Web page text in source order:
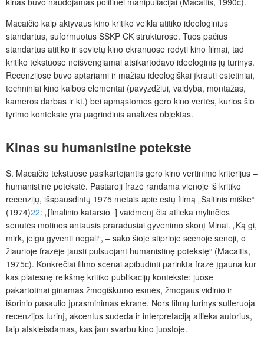
Macaičio kaip aktyvaus kino kritiko veikla atitiko ideologinius
standartus, suformuotus SSKP CK struktūrose. Tuos pačius
standartus atitiko ir sovietų kino ekranuose rodyti kino filmai, tad
kritiko tekstuose neišvengiamai atsikartodavo ideologinis jų turinys.
Recenzijose buvo aptariami ir mažiau ideologiškai įkrauti estetiniai,
techniniai kino kalbos elementai (pavyzdžiui, vaidyba, montažas,
kameros darbas ir kt.) bei apmąstomos gero kino vertės, kurios šio
tyrimo kontekste yra pagrindinis analizės objektas.
Kinas su humanistine potekste
S. Macaičio tekstuose pasikartojantis gero kino vertinimo kriterijus –
humanistinė potekstė. Pastaroji frazė randama vienoje iš kritiko
recenzijų, išspausdintų 1975 metais apie estų filmą „Šaltinis miške“
(1974)22: „[finalinio katarsio=] vaidmenį čia atlieka mylinčios
senutės motinos antausis praradusiai gyvenimo skonį Minai. „Ką gi,
mirk, jeigu gyventi negali“, – sako šioje stiprioje scenoje senoji, o
žiaurioje frazėje jausti pulsuojant humanistinę potekstę“ (Macaitis,
1975c). Konkrečiai filmo scenai apibūdinti parinkta frazė įgauna kur
kas platesnę reikšmę kritiko publikacijų kontekste: juose
pakartotinai ginamas žmogiškumo esmės, žmogaus vidinio ir
išorinio pasaulio įprasminimas ekrane. Nors filmų turinys sufleruoja
recenzijos turinį, akcentus sudeda ir interpretaciją atlieka autorius,
taip atskleisdamas, kas jam svarbu kino juostoje.